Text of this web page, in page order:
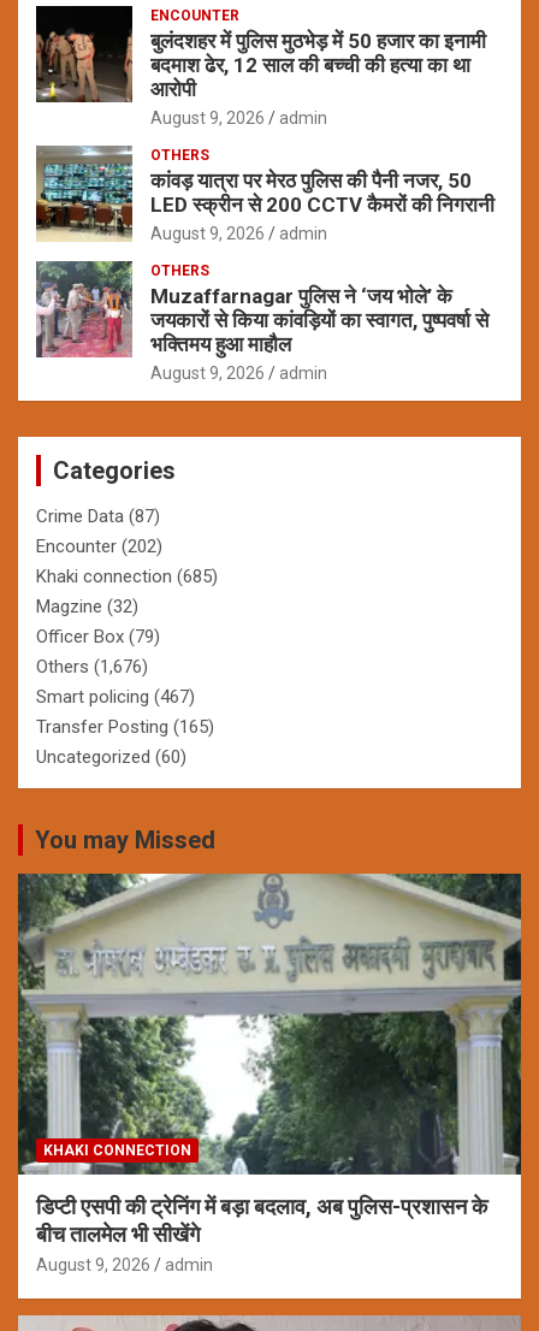
ENCOUNTER
बुलंदशहर में पुलिस मुठभेड़ में 50 हजार का इनामी
बदमाश ढेर, 12 साल की बच्ची की हत्या का था
आरोपी
August 9, 2026 admin
OTHERS
कांवड़ यात्रा पर मेरठ पुलिस की पैनी नजर, 50
LED स्क्रीन से 200 CCTV कैमरों की निगरानी
August 9, 2026 admin
OTHERS
Muzaffarnagar पुलिस ने ‘जय भोले’ के
जयकारों से किया कांवड़ियों का स्वागत, पुष्पवर्षा से
भक्तिमय हुआ माहौल
August 9, 2026 admin
Categories
Crime Data (87)
Encounter (202)
Khaki connection (685)
Magzine (32)
Officer Box (79)
Others (1,676)
Smart policing (467)
Transfer Posting (165)
Uncategorized (60)
You may Missed
KHAKI CONNECTION
डिप्टी एसपी की ट्रेनिंग में बड़ा बदलाव, अब पुलिस-प्रशासन के
बीच तालमेल भी सीखेंगे
August 9, 2026 admin